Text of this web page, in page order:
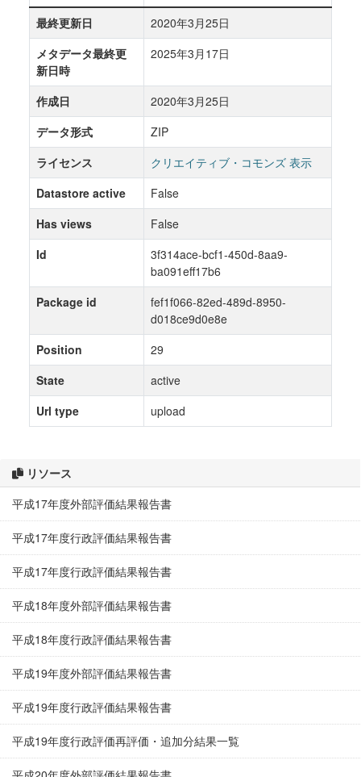
リソース
平成17年度外部評価結果報告書
平成17年度行政評価結果報告書
平成17年度行政評価結果報告書
平成18年度外部評価結果報告書
平成18年度行政評価結果報告書
平成19年度外部評価結果報告書
平成19年度行政評価結果報告書
平成19年度行政評価再評価・追加分結果一覧
最終更新日
2020年3月25日
メタデータ最終更
新日時
2025年3月17日
作成日
2020年3月25日
データ形式
ZIP
ライセンス
クリエイティブ・コモンズ 表示
Datastore active
False
Has views
False
Id
3f314ace-bcf1-450d-8aa9-
ba091eff17b6
Package id
fef1f066-82ed-489d-8950-
d018ce9d0e8e
Position
29
State
active
Url type
upload